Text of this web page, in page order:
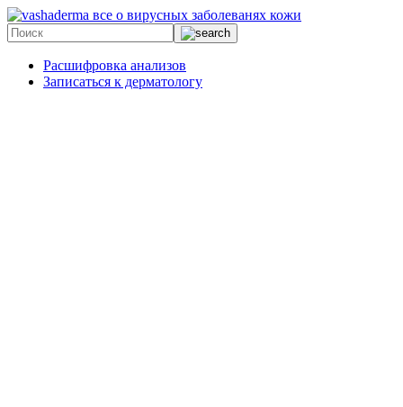
все о вирусных заболеванях кожи
Расшифровка анализов
Записаться к дерматологу